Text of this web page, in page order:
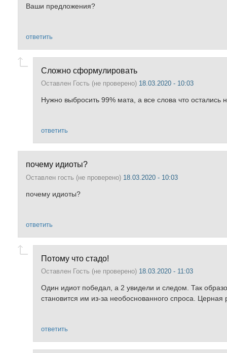
Ваши предложения?
ответить
Сложно сформулировать
Оставлен Гость (не проверено) 18.03.2020 - 10:03
Нужно выбросить 99% мата, а все слова что остались
ответить
почему идиоты?
Оставлен гость (не проверено) 18.03.2020 - 10:03
почему идиоты?
ответить
Потому что стадо!
Оставлен Гость (не проверено) 18.03.2020 - 11:03
Один идиот победал, а 2 увидели и следом. Так
становится им из-за необоснованного спроса.
ответить